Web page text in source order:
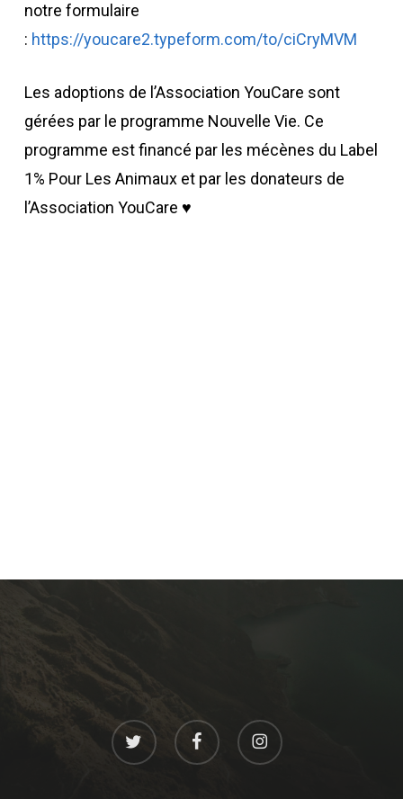
notre formulaire
: https://youcare2.typeform.com/to/ciCryMVM
Les adoptions de l’Association YouCare sont
gérées par le programme Nouvelle Vie. Ce
programme est financé par les mécènes du Label
1% Pour Les Animaux et par les donateurs de
l’Association YouCare ♥
twitter facebook instagram